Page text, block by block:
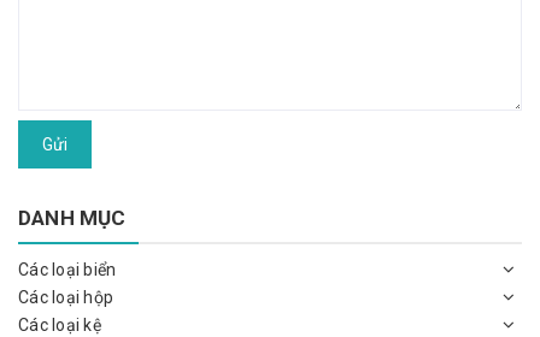
Gửi
DANH MỤC
Các loại biển
Các loại hộp
Các loại kệ